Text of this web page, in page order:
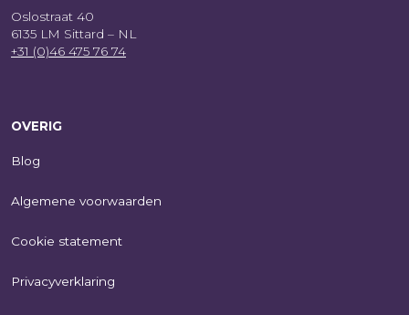
Oslostraat 40
6135 LM Sittard – NL
+31 (0)46 475 76 74
OVERIG
Blog
Algemene voorwaarden
Cookie statement
Privacyverklaring